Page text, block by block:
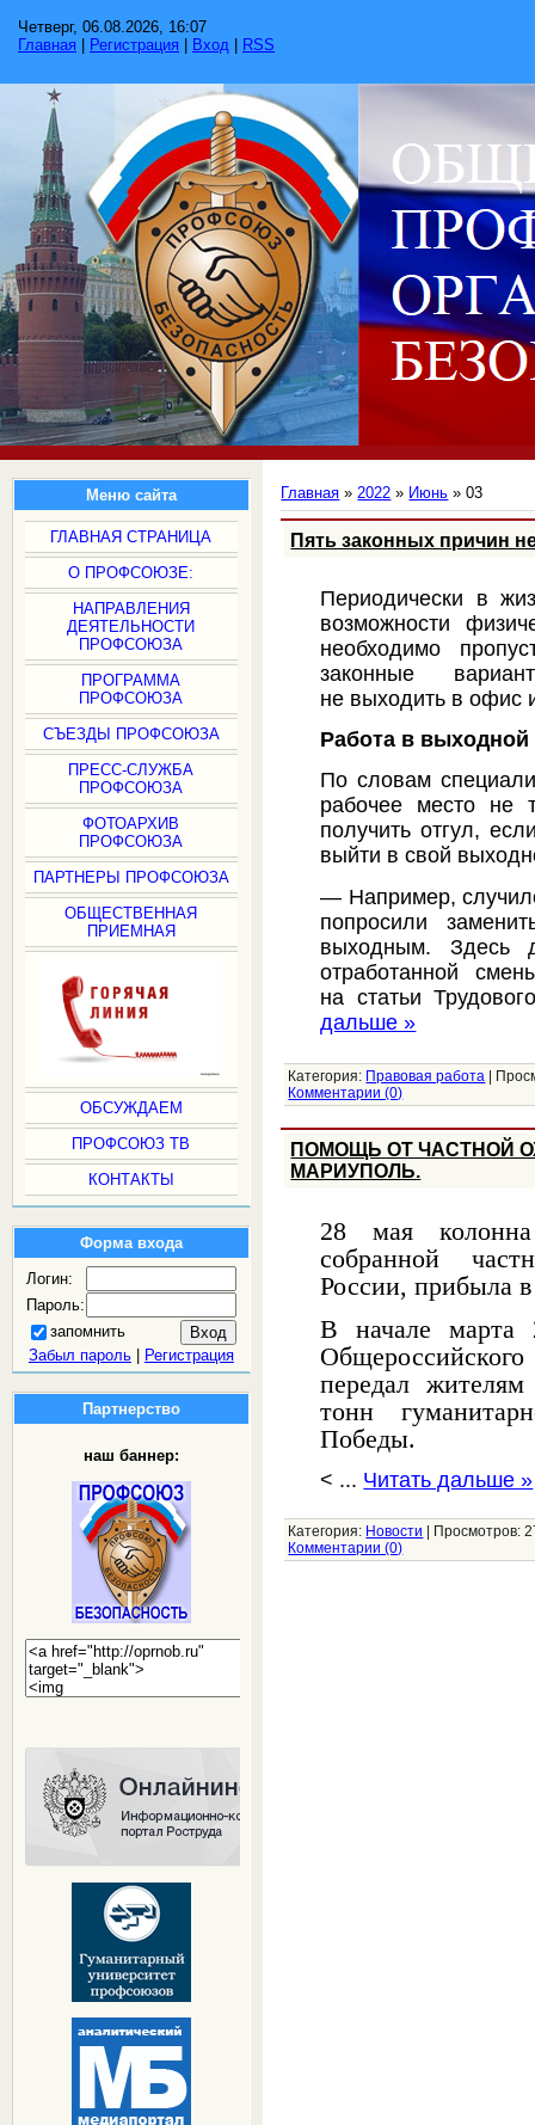
Четверг, 06.08.2026, 16:07
Главная
Регистрация Вход RSS
Меню сайта
ГЛАВНАЯ СТРАНИЦА
О ПРОФСОЮЗЕ:
НАПРАВЛЕНИЯ
ДЕЯТЕЛЬНОСТИ
ПРОФСОЮЗА
ПРОГРАММА
ПРОФСОЮЗА
СЪЕЗДЫ ПРОФСОЮЗА
ПРЕСС-СЛУЖБА
ПРОФСОЮЗА
ФОТОАРХИВ
ПРОФСОЮЗА
ПАРТНЕРЫ ПРОФСОЮЗА
ОБЩЕСТВЕННАЯ
ПРИЕМНАЯ
ОБСУЖДАЕМ
ПРОФСОЮЗ ТВ
КОНТАКТЫ
Форма входа
Логин:
Пароль:
запомнить
Забыл пароль| Регистрация
Партнерство
наш баннер:
Главная »2022 » Июнь » 03
Пять законных причин
Периодически в
возможности
необходимо
законные
не выходить в офис
Работа в выходной
По словам
рабочее место
получить отгул,
выйти в свой
— Например,
попросили
выходным. Здесь
отработанной
на статьи
дальше »
Категория: Правовая работа
Комментарии (0)
ПОМОЩЬ ОТ ЧАСТНОЙ
МАРИУПОЛЬ.
28 мая
собранной
России, прибыла
В начале марта
передал
тонн
Победы.
< ... Читать дальше »
Категория: Новости Просмотров:
Комментарии (0)